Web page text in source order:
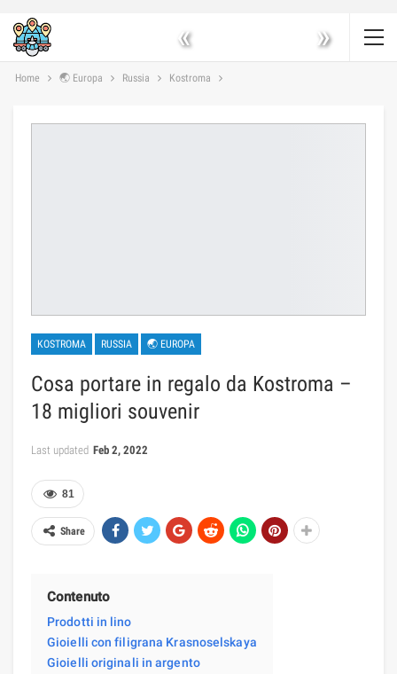
« »
Home 🌏 Europa Russia Kostroma
KOSTROMA RUSSIA 🌏 EUROPA
Cosa portare in regalo da Kostroma –
18 migliori souvenir
Last updated Feb 2, 2022
81
Share
Contenuto
Prodotti in lino
Gioielli con filigrana Krasnoselskaya
Gioielli originali in argento